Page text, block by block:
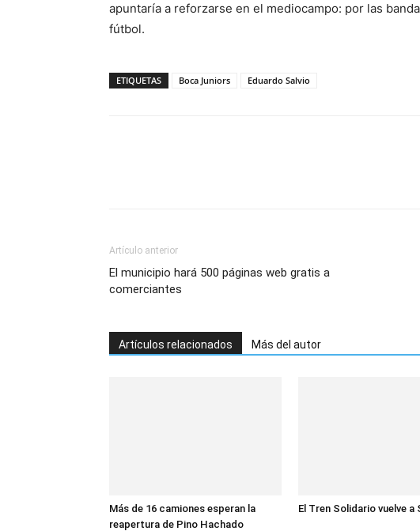
apuntaría a reforzarse en el mediocampo: por las
fútbol.
ETIQUETAS Boca Juniors Eduardo Salvio
Artículo anterior
El municipio hará 500 páginas web gratis a
comerciantes
Artículos relacionados Más del autor
Más de 16 camiones esperan la
reapertura de Pino Hachado
El Tren Solidario vuelve a